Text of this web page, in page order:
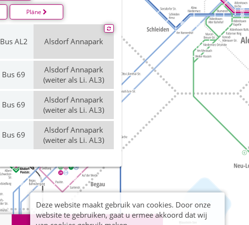
Pläne
Bus AL2 Alsdorf Annapark
Bus 69
Alsdorf Annapark
(weiter als Li. AL3)
Bus 69
Alsdorf Annapark
(weiter als Li. AL3)
Bus 69
Alsdorf Annapark
(weiter als Li. AL3)
Deze website maakt gebruik van cookies. Door onze
website te gebruiken, gaat u ermee akkoord dat wij